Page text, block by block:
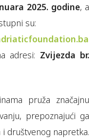
2025. godine, a
su:
adresi: Zvijezda br.
pruža značajnu
prepoznajući ga
i društvenog napretka.